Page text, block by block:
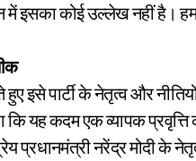
इसका कोई उल्लेख नहीं है।
इसे पार्टी के नेतृत्व और
यह कदम एक व्यापक प्रवृत्ति
प्रधानमंत्री नरेंद्र मोदी के